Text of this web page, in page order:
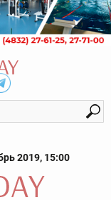
2019, 15:00